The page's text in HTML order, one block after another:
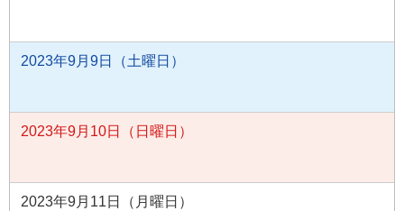
2023年9月9日（土曜日）
2023年9月10日（日曜日）
2023年9月11日（月曜日）